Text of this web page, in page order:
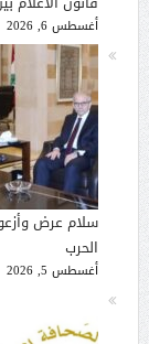
أغسطس 6, 2026
سلام عرض
الحرب
أغسطس 5, 2026